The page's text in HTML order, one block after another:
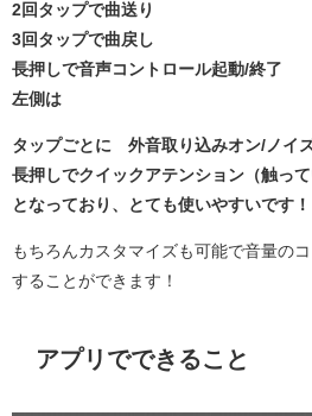
2回タップで曲送り
3回タップで曲戻し
長押しで音声コントロール起動/終了
左側は
タップごとに 外音取り込みオン/ノイ
長押しでクイックアテンション（触っ
となっており、とても使いやすいです！
もちろんカスタマイズも可能で音量の
することができます！
アプリでできること